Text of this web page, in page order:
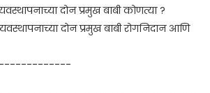
दोन प्रमुख बाबी कोणत्या ?
दोन प्रमुख बाबी रोगनिदान आणि